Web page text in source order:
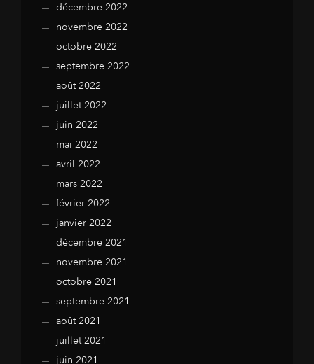
décembre 2022
novembre 2022
octobre 2022
septembre 2022
août 2022
juillet 2022
juin 2022
mai 2022
avril 2022
mars 2022
février 2022
janvier 2022
décembre 2021
novembre 2021
octobre 2021
septembre 2021
août 2021
juillet 2021
juin 2021